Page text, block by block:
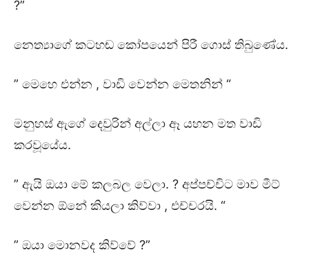
?”
නෙත්‍යාගේ කටහඬ කෝපයෙන් පිරී ගොස් තිබුණේය.
” මෙහෙ එන්න , වාඩි වෙන්න මෙතනින් “
මනුහස් ඇගේ දෙවුරින් අල්ලා ඈ යහන මත වාඩි
කරවූයේය.
” ඇයි ඔයා මේ කලබල වෙලා. ? අප්පච්චිට මාව මීට්
වෙන්න ඕනේ කියලා කිව්වා , එච්චරයි. “
” ඔයා මොනවද කිව්වේ ?”